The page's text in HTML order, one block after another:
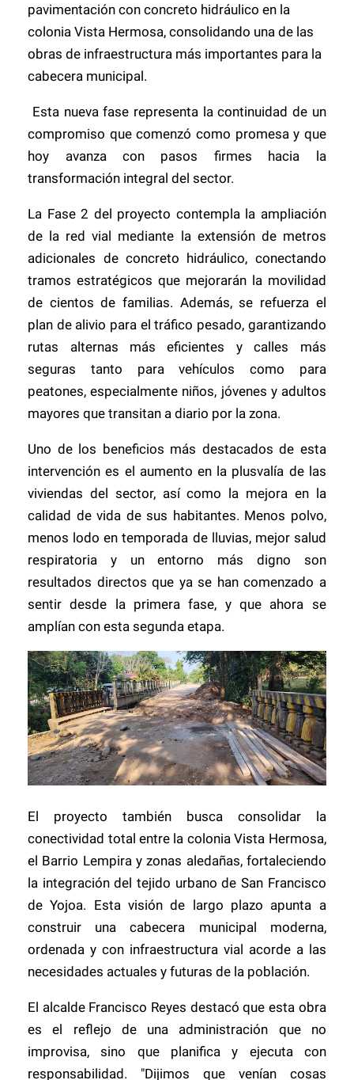
pavimentación con concreto hidráulico en la
colonia Vista Hermosa, consolidando una de las
obras de infraestructura más importantes para la
cabecera municipal.
Esta nueva fase representa la continuidad de un
compromiso que comenzó como promesa y que
hoy avanza con pasos firmes hacia la
transformación integral del sector.
La Fase 2 del proyecto contempla la ampliación
de la red vial mediante la extensión de metros
adicionales de concreto hidráulico, conectando
tramos estratégicos que mejorarán la movilidad
de cientos de familias. Además, se refuerza el
plan de alivio para el tráfico pesado, garantizando
rutas alternas más eficientes y calles más
seguras tanto para vehículos como para
peatones, especialmente niños, jóvenes y adultos
mayores que transitan a diario por la zona.
Uno de los beneficios más destacados de esta
intervención es el aumento en la plusvalía de las
viviendas del sector, así como la mejora en la
calidad de vida de sus habitantes. Menos polvo,
menos lodo en temporada de lluvias, mejor salud
respiratoria y un entorno más digno son
resultados directos que ya se han comenzado a
sentir desde la primera fase, y que ahora se
amplían con esta segunda etapa.
El proyecto también busca consolidar la
conectividad total entre la colonia Vista Hermosa,
el Barrio Lempira y zonas aledañas, fortaleciendo
la integración del tejido urbano de San Francisco
de Yojoa. Esta visión de largo plazo apunta a
construir una cabecera municipal moderna,
ordenada y con infraestructura vial acorde a las
necesidades actuales y futuras de la población.
El alcalde Francisco Reyes destacó que esta obra
es el reflejo de una administración que no
improvisa, sino que planifica y ejecuta con
responsabilidad. "Dijimos que venían cosas